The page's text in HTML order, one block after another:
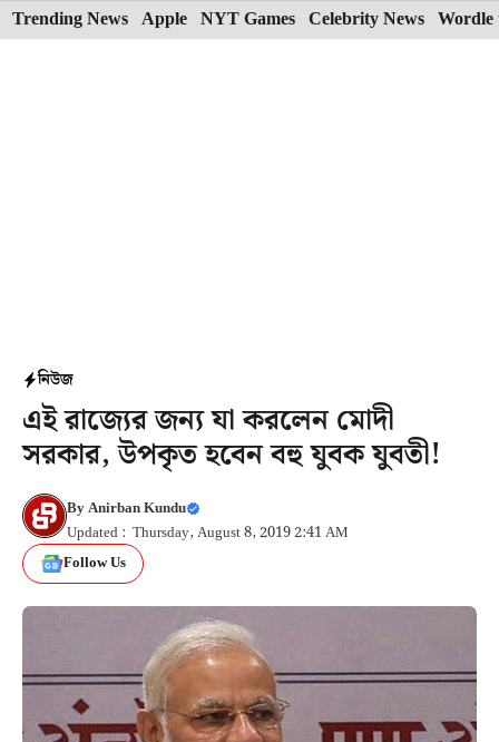
Skip
to
Trending News Apple NYT Games Celebrity News Wordle
নিউজ
এই রাজ্যের জন্য যা করলেন মোদী
সরকার, উপকৃত হবেন বহু যুবক যুবতী!
ByAnirban Kundu
Updated : Thursday, August 8, 2019 2:41 AM
Follow Us